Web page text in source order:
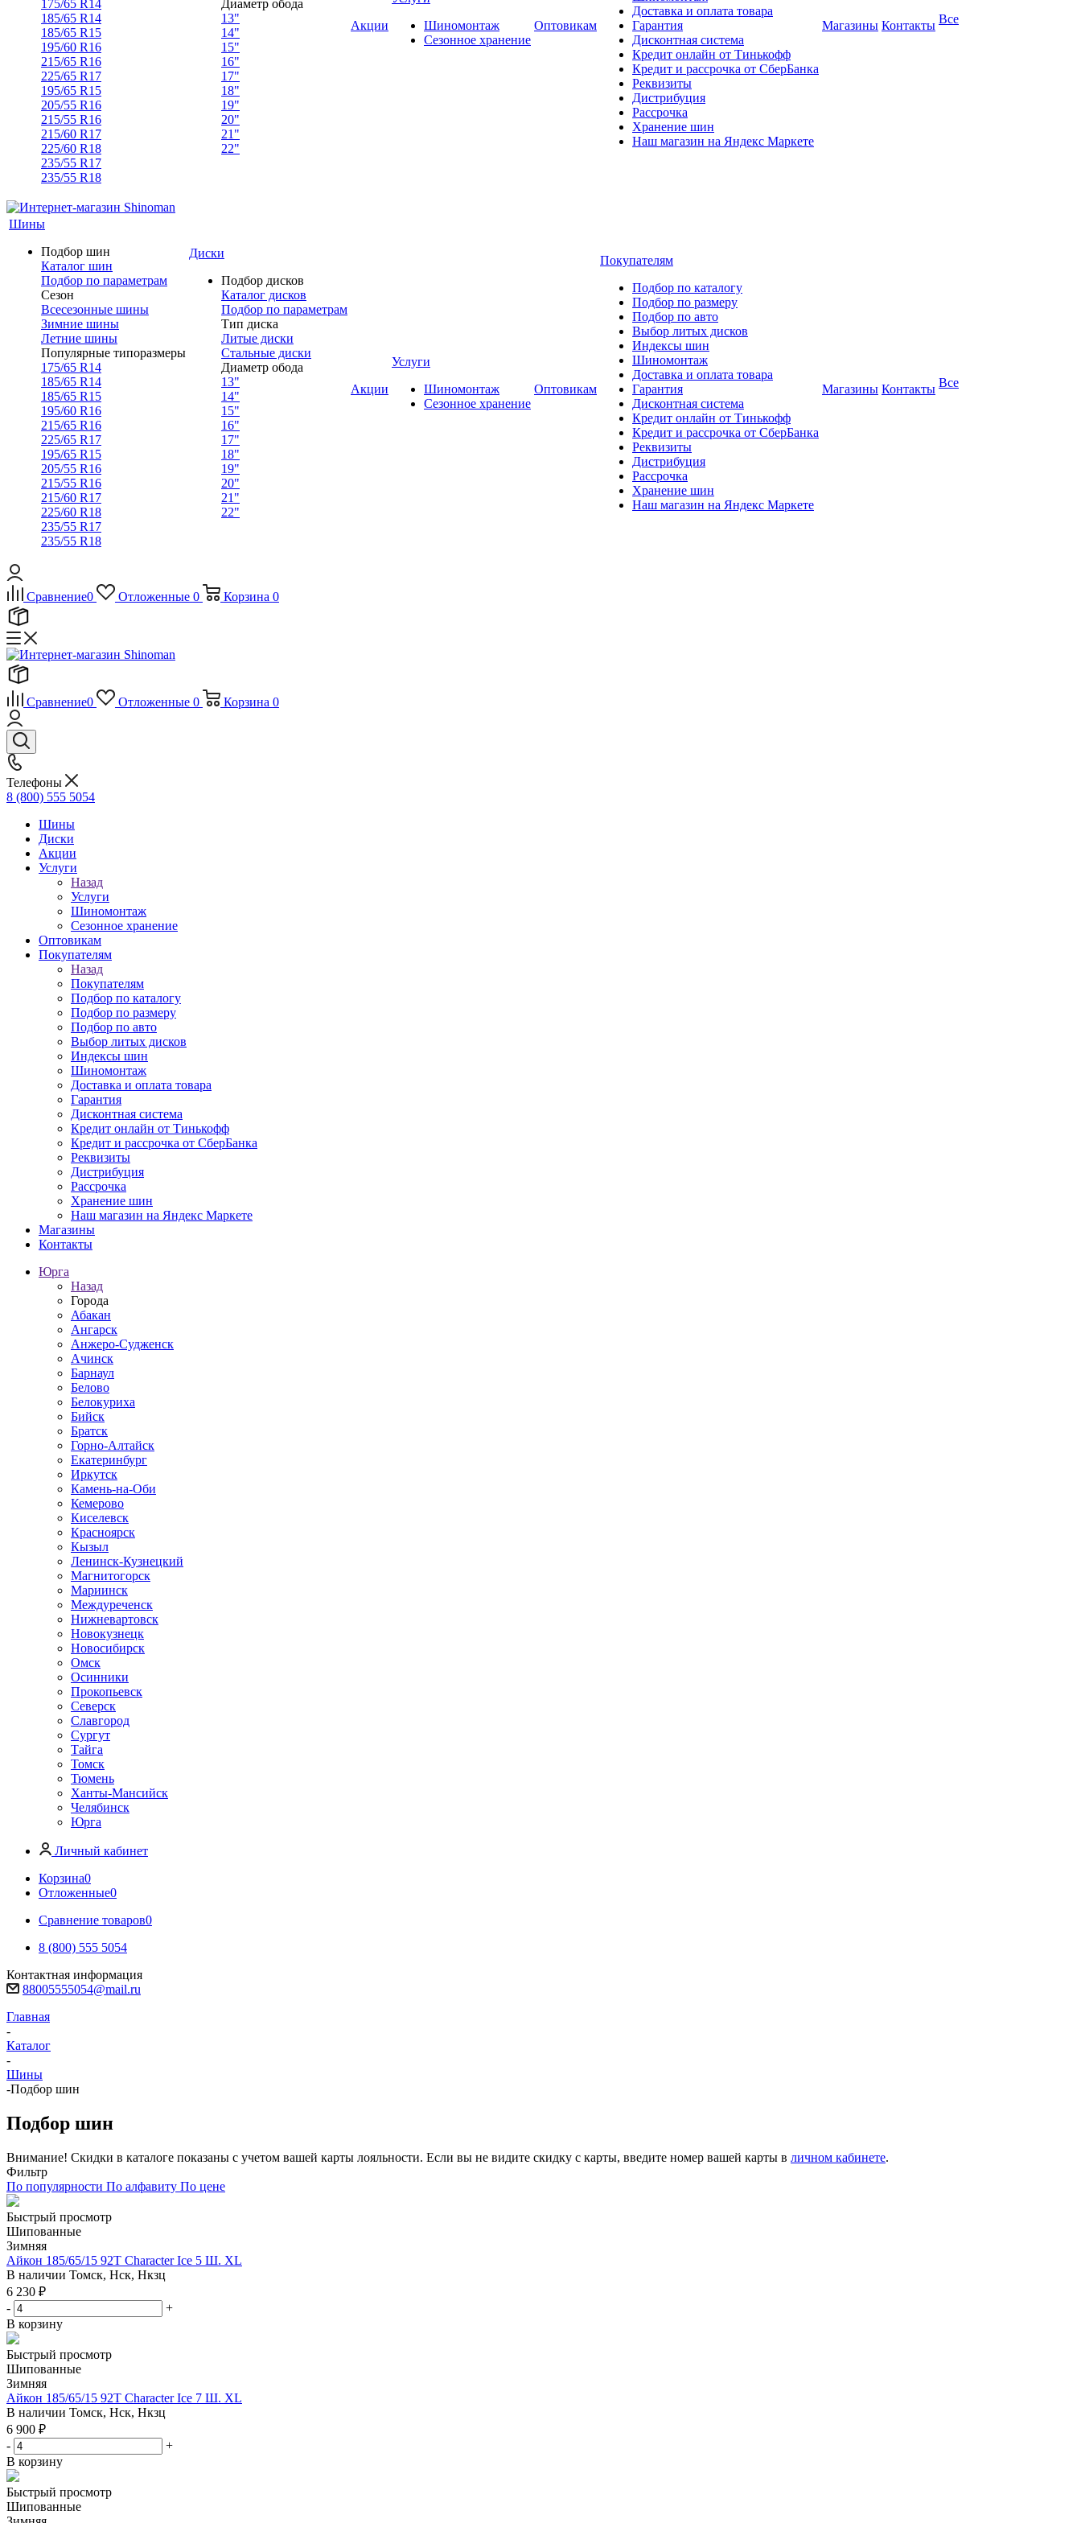
175/65 R14
185/65 R14
185/65 R15
195/60 R16
215/65 R16
225/65 R17
195/65 R15
205/55 R16
215/55 R16
215/60 R17
225/60 R18
235/55 R17
235/55 R18
Диаметр обода
13"
14"
15"
16"
17"
18"
19"
20"
21"
22"
Акции
Шиномонтаж
Сезонное хранение
Оптовикам
Доставка и оплата товара
Гарантия
Дисконтная система
Кредит онлайн от Тинькофф
Кредит и рассрочка от СберБанка
Реквизиты
Дистрибуция
Рассрочка
Хранение шин
Наш магазин на Яндекс Маркете
Магазины Контакты Все
Шины
Подбор шин
Каталог шин
Подбор по параметрам
Сезон
Всесезонные шины
Зимние шины
Летние шины
Популярные типоразмеры
175/65 R14
185/65 R14
185/65 R15
195/60 R16
215/65 R16
225/65 R17
195/65 R15
205/55 R16
215/55 R16
215/60 R17
225/60 R18
235/55 R17
235/55 R18
Диски
Подбор дисков
Каталог дисков
Подбор по параметрам
Тип диска
Литые диски
Стальные диски
Диаметр обода
13"
14"
15"
16"
17"
18"
19"
20"
21"
22"
Акции
Услуги
Шиномонтаж
Сезонное хранение
Оптовикам
Покупателям
Подбор по каталогу
Подбор по размеру
Подбор по авто
Выбор литых дисков
Индексы шин
Шиномонтаж
Доставка и оплата товара
Гарантия
Дисконтная система
Кредит онлайн от Тинькофф
Кредит и рассрочка от СберБанка
Реквизиты
Дистрибуция
Рассрочка
Хранение шин
Наш магазин на Яндекс Маркете
Магазины Контакты Все
Сравнение0 Отложенные 0 Корзина 0
Сравнение0 Отложенные 0 Корзина 0
Телефоны
8 (800) 555 5054
Шины
Диски
Акции
Услуги
Назад
Услуги
Шиномонтаж
Сезонное хранение
Оптовикам
Покупателям
Назад
Покупателям
Подбор по каталогу
Подбор по размеру
Подбор по авто
Выбор литых дисков
Индексы шин
Шиномонтаж
Доставка и оплата товара
Гарантия
Дисконтная система
Кредит онлайн от Тинькофф
Кредит и рассрочка от СберБанка
Реквизиты
Дистрибуция
Рассрочка
Хранение шин
Наш магазин на Яндекс Маркете
Магазины
Контакты
Юрга
Назад
Города
Абакан
Ангарск
Анжеро-Судженск
Ачинск
Барнаул
Белово
Белокуриха
Бийск
Братск
Горно-Алтайск
Екатеринбург
Иркутск
Камень-на-Оби
Кемерово
Киселевск
Красноярск
Кызыл
Ленинск-Кузнецкий
Магнитогорск
Мариинск
Междуреченск
Нижневартовск
Новокузнецк
Новосибирск
Омск
Осинники
Прокопьевск
Северск
Славгород
Сургут
Тайга
Томск
Тюмень
Ханты-Мансийск
Челябинск
Юрга
Личный кабинет
Корзина0
Отложенные0
Сравнение товаров0
8 (800) 555 5054
Контактная информация
88005555054@mail.ru
Главная
-
Каталог
-
Шины
-Подбор шин
Подбор шин
Внимание! Скидки в каталоге показаны с учетом вашей карты лояльности. Если вы не видите скидку с карты, введите номер вашей карты в личном кабинете.
Фильтр
По популярности По алфавиту По цене
Быстрый просмотр
Шипованные
Зимняя
Айкон 185/65/15 92T Character Ice 5 Ш. XL
В наличии Томск, Нск, Нкзц
6 230 ₽
-
+
В корзину
Быстрый просмотр
Шипованные
Зимняя
Айкон 185/65/15 92T Character Ice 7 Ш. XL
В наличии Томск, Нск, Нкзц
6 900 ₽
-
+
В корзину
Быстрый просмотр
Шипованные